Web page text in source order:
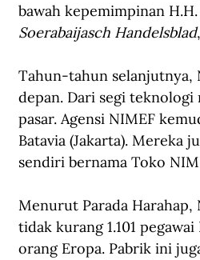
bawah kepemimpinan
Soerabaijasch Handelsblad
Tahun-tahun selanjutnya,
depan. Dari segi teknologi
pasar. Agensi NIMEF
Batavia (Jakarta). Mereka
sendiri bernama Toko
Menurut Parada Harahap,
tidak kurang 1.101
orang Eropa. Pabrik ini